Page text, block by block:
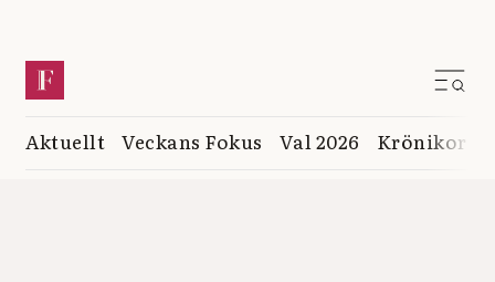
Aktuellt Veckans Fokus Val 2026 Krönikor